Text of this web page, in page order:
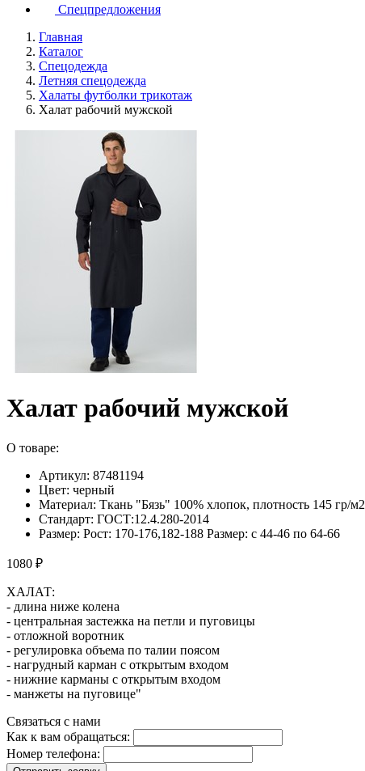
Спецпредложения
Главная
Каталог
Спецодежда
Летняя спецодежда
Халаты футболки трикотаж
Халат рабочий мужской
Халат рабочий мужской
О товаре:
Артикул: 87481194
Цвет: черный
Материал: Ткань "Бязь" 100% хлопок, плотность 145 гр/м2
Стандарт: ГОСТ:12.4.280-2014
Размер: Рост: 170-176,182-188 Размер: с 44-46 по 64-66
1080 ₽
ХАЛАТ:
- длина ниже колена
- центральная застежка на петли и пуговицы
- отложной воротник
- регулировка объема по талии поясом
- нагрудный карман с открытым входом
- нижние карманы с открытым входом
- манжеты на пуговице"
Связаться с нами
Как к вам обращаться:
Номер телефона: